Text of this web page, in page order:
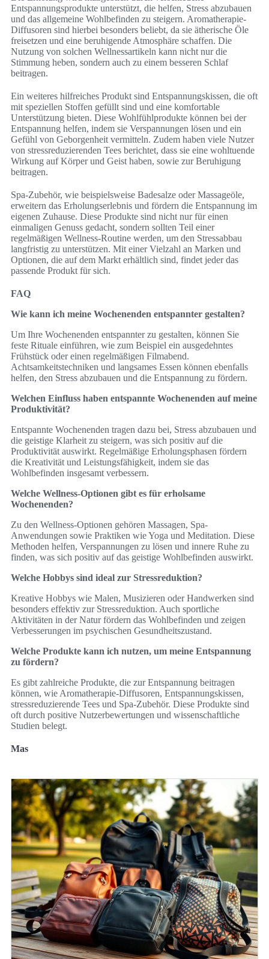
Entspannungsprodukte unterstützt, die helfen, Stress abzubauen
und das allgemeine Wohlbefinden zu steigern. Aromatherapie-
Diffusoren sind hierbei besonders beliebt, da sie ätherische Öle
freisetzen und eine beruhigende Atmosphäre schaffen. Die
Nutzung von solchen Wellnessartikeln kann nicht nur die
Stimmung heben, sondern auch zu einem besseren Schlaf
beitragen.
Ein weiteres hilfreiches Produkt sind Entspannungskissen, die oft
mit speziellen Stoffen gefüllt sind und eine komfortable
Unterstützung bieten. Diese Wohlfühlprodukte können bei der
Entspannung helfen, indem sie Verspannungen lösen und ein
Gefühl von Geborgenheit vermitteln. Zudem haben viele Nutzer
von stressreduzierenden Tees berichtet, dass sie eine wohltuende
Wirkung auf Körper und Geist haben, sowie zur Beruhigung
beitragen.
Spa-Zubehör, wie beispielsweise Badesalze oder Massageöle,
erweitern das Erholungserlebnis und fördern die Entspannung im
eigenen Zuhause. Diese Produkte sind nicht nur für einen
einmaligen Genuss gedacht, sondern sollten Teil einer
regelmäßigen Wellness-Routine werden, um den Stressabbau
langfristig zu unterstützen. Mit einer Vielzahl an Marken und
Optionen, die auf dem Markt erhältlich sind, findet jeder das
passende Produkt für sich.
FAQ
Wie kann ich meine Wochenenden entspannter gestalten?
Um Ihre Wochenenden entspannter zu gestalten, können Sie
feste Rituale einführen, wie zum Beispiel ein ausgedehntes
Frühstück oder einen regelmäßigen Filmabend.
Achtsamkeitstechniken und langsames Essen können ebenfalls
helfen, den Stress abzubauen und die Entspannung zu fördern.
Welchen Einfluss haben entspannte Wochenenden auf meine
Produktivität?
Entspannte Wochenenden tragen dazu bei, Stress abzubauen und
die geistige Klarheit zu steigern, was sich positiv auf die
Produktivität auswirkt. Regelmäßige Erholungsphasen fördern
die Kreativität und Leistungsfähigkeit, indem sie das
Wohlbefinden insgesamt verbessern.
Welche Wellness-Optionen gibt es für erholsame
Wochenenden?
Zu den Wellness-Optionen gehören Massagen, Spa-
Anwendungen sowie Praktiken wie Yoga und Meditation. Diese
Methoden helfen, Verspannungen zu lösen und innere Ruhe zu
finden, was sich positiv auf das geistige Wohlbefinden auswirkt.
Welche Hobbys sind ideal zur Stressreduktion?
Kreative Hobbys wie Malen, Musizieren oder Handwerken sind
besonders effektiv zur Stressreduktion. Auch sportliche
Aktivitäten in der Natur fördern das Wohlbefinden und zeigen
Verbesserungen im psychischen Gesundheitszustand.
Welche Produkte kann ich nutzen, um meine Entspannung
zu fördern?
Es gibt zahlreiche Produkte, die zur Entspannung beitragen
können, wie Aromatherapie-Diffusoren, Entspannungskissen,
stressreduzierende Tees und Spa-Zubehör. Diese Produkte sind
oft durch positive Nutzerbewertungen und wissenschaftliche
Studien belegt.
Mas